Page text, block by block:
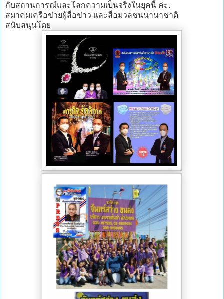
กับสถานการณ์และโลกความเป็นจริงในยุคนี้ ค่ะ.
สมาคมเครือข่ายผู้สื่อข่าว และสื่อมวลชนนานาชาติ
สนับสนุนโดย